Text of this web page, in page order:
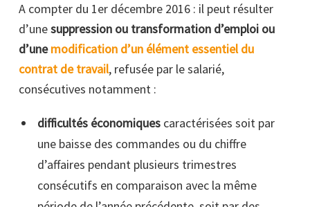
A compter du 1er décembre 2016 : il peut résulter
d’unesuppression ou transformation d’emploi ou
d’unemodification d’un élément essentiel du
contrat de travail, refusée par le salarié,
consécutives notamment :
difficultés économiquescaractérisées soit par
une baisse des commandes ou du chiffre
d’affaires pendant plusieurs trimestres
consécutifs en comparaison avec la même